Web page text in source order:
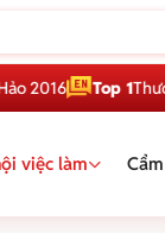
Top 1Thương
việc làm